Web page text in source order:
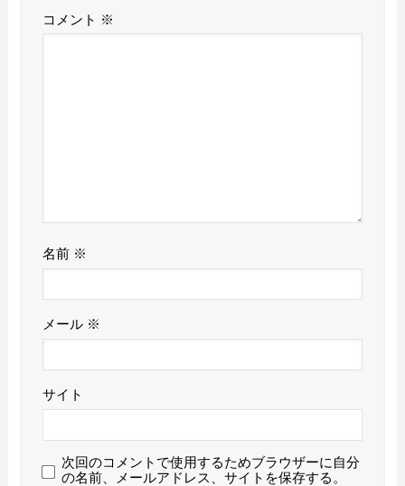
コメント ※
名前 ※
メール ※
サイト
次回のコメントで使用するためブラウザーに自分
の名前、メールアドレス、サイトを保存する。